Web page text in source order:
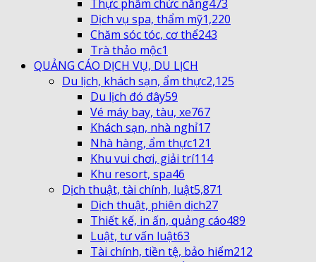
Thực phẩm chức năng473
Dịch vụ spa, thẩm mỹ1,220
Chăm sóc tóc, cơ thể243
Trà thảo mộc1
QUẢNG CÁO DỊCH VỤ, DU LỊCH
Du lịch, khách sạn, ẩm thực2,125
Du lịch đó đây59
Vé máy bay, tàu, xe767
Khách sạn, nhà nghỉ17
Nhà hàng, ẩm thực121
Khu vui chơi, giải trí114
Khu resort, spa46
Dịch thuật, tài chính, luật5,871
Dịch thuật, phiên dịch27
Thiết kế, in ấn, quảng cáo489
Luật, tư vấn luật63
Tài chính, tiền tệ, bảo hiểm212